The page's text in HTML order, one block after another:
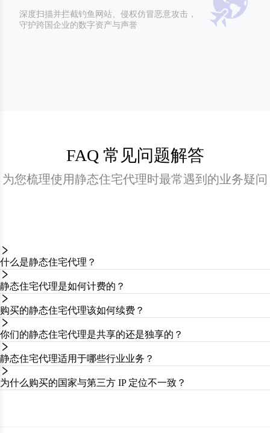
深度扫描并拦截钓鱼网站、侵权仿冒恶意攻击，
守护跨国企业的数字资产与声誉
FAQ 常见问题解答
为您梳理使用静态住宅代理时最常遇到的业务疑问
什么是静态住宅代理？
静态住宅代理是如何计费的？
购买的静态住宅代理该如何续费？
你们的静态住宅代理是共享的还是独享的？
静态住宅代理适用于哪些行业业务？
为什么购买的国家与第三方 IP 定位不一致？